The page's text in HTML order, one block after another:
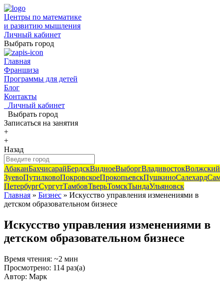
Центры по математике
и развитию мышления
Личный кабинет
Выбрать город
Главная
Франшиза
Программы для детей
Блог
Контакты
Личный кабинет
Выбрать город
Записаться на занятия
+
+
Назад
АбаканБахчисарайБердскВидноеВыборгВладивостокВолжский
ЗуевоПутилковоПокровскоеПрокопьевскПушкиноСалехард
ПетербургСургутТамбовТверьТомскТындаУльяновск
Главная » Бизнес » Искусство управления изменениями в
детском образовательном бизнесе
Искусство управления изменениями в
детском образовательном бизнесе
Время чтения: ~2 мин
Просмотрено: 114 раз(а)
Автор: Марк